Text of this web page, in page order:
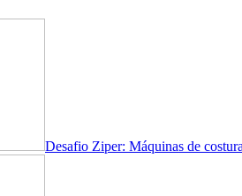
Desafio Ziper: Máquinas de